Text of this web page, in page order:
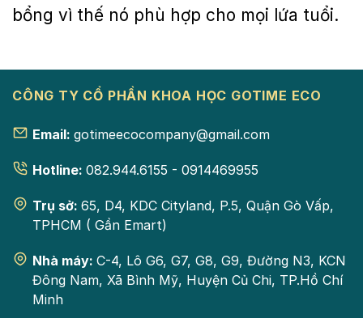
bổng vì thế nó phù hợp cho mọi lứa tuổi.
CÔNG TY CỔ PHẦN KHOA HỌC GOTIME ECO
Email: gotimeecocompany@gmail.com
Hotline: 082.944.6155 - 0914469955
Trụ sở: 65, D4, KDC Cityland, P.5, Quận Gò Vấp,
TPHCM ( Gần Emart)
Nhà máy: C-4, Lô G6, G7, G8, G9, Đường N3, KCN
Đông Nam, Xã Bình Mỹ, Huyện Củ Chi, TP.Hồ Chí
Minh